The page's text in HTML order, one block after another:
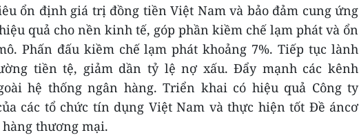
ổn định giá trị đồng tiền Việt Nam và bảo đảm cung ứng
quả cho nền kinh tế, góp phần kiềm chế lạm phát và ổn
Phấn đấu kiềm chế lạm phát khoảng 7%. Tiếp tục lành
tiền tệ, giảm dần tỷ lệ nợ xấu. Đẩy mạnh các kênh
hệ thống ngân hàng. Triển khai có hiệu quả Công ty
các tổ chức tín dụng Việt Nam và thực hiện tốt Đề áncơ
thương mại.